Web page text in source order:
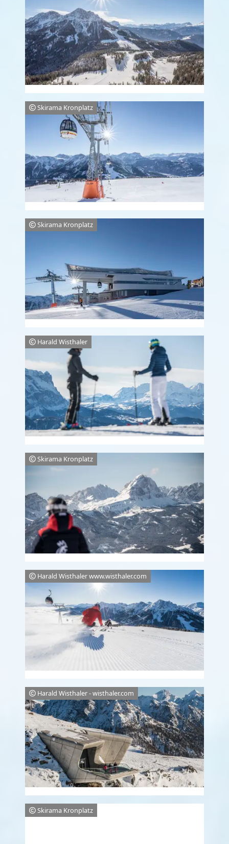
Skirama Kronplatz
Skirama Kronplatz
Harald Wisthaler
Skirama Kronplatz
Harald Wisthaler www.wisthaler.com
Harald Wisthaler - wisthaler.com
Skirama Kronplatz